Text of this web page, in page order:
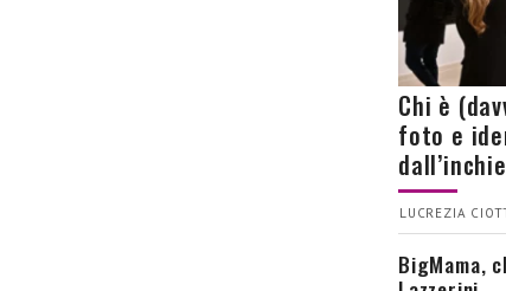
Chi è
foto e
LUCREZIA
BigMama,